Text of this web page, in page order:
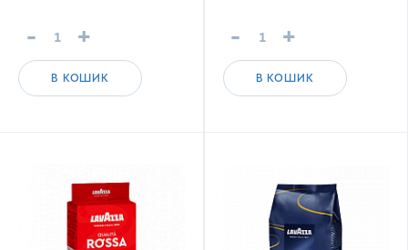
- +
В КОШИК
- +
В КОШИК